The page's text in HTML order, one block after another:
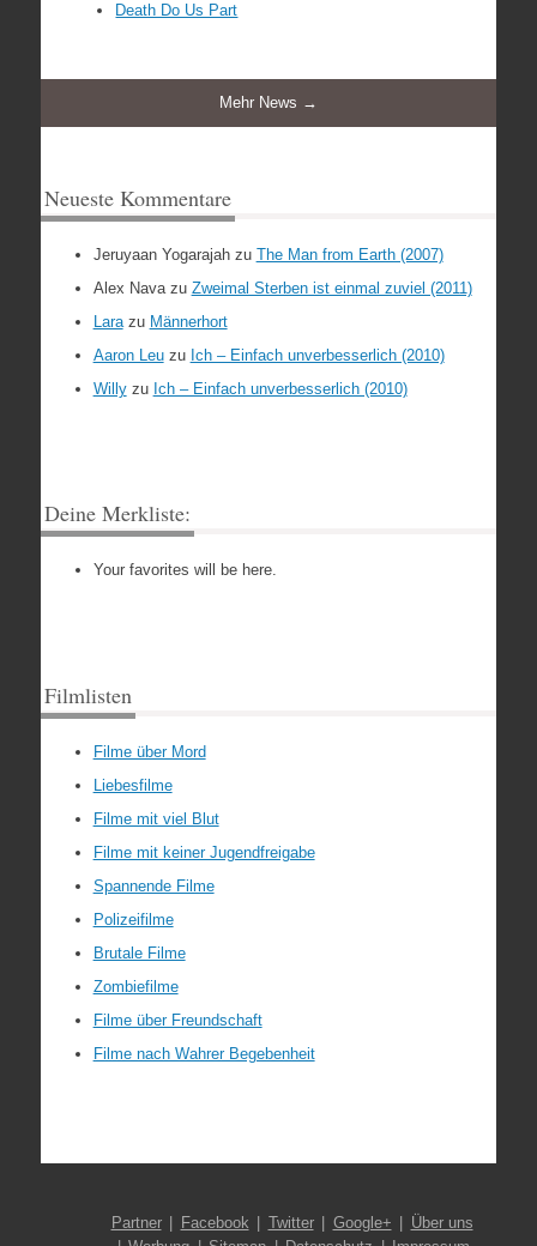
Death Do Us Part
Mehr News →
Neueste Kommentare
Jeruyaan Yogarajahzu The Man from Earth (2007)
Alex Navazu Zweimal Sterben ist einmal zuviel (2011)
Larazu Männerhort
Aaron Leuzu Ich – Einfach unverbesserlich (2010)
Willyzu Ich – Einfach unverbesserlich (2010)
Deine Merkliste:
Your favorites will be here.
Filmlisten
Filme über Mord
Liebesfilme
Filme mit viel Blut
Filme mit keiner Jugendfreigabe
Spannende Filme
Polizeifilme
Brutale Filme
Zombiefilme
Filme über Freundschaft
Filme nach Wahrer Begebenheit
Partner Facebook Twitter Google+
Über uns